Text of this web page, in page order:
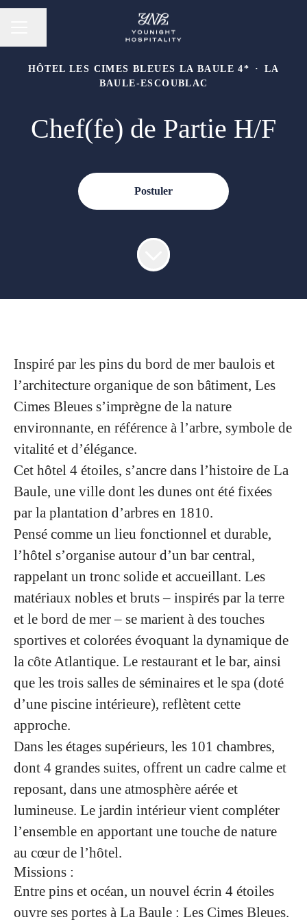
HÔTEL LES CIMES BLEUES LA BAULE 4* ·
LA
BAULE-ESCOUBLAC
Chef(fe) de Partie H/F
Postuler
Inspiré par les pins du bord de mer baulois et
l’architecture organique de son bâtiment, Les
Cimes Bleues s’imprègne de la nature
environnante, en référence à l’arbre, symbole de
vitalité et d’élégance.
Cet hôtel 4 étoiles, s’ancre dans l’histoire de La
Baule, une ville dont les dunes ont été fixées
par la plantation d’arbres en 1810.
Pensé comme un lieu fonctionnel et durable,
l’hôtel s’organise autour d’un bar central,
rappelant un tronc solide et accueillant. Les
matériaux nobles et bruts – inspirés par la terre
et le bord de mer – se marient à des touches
sportives et colorées évoquant la dynamique de
la côte Atlantique. Le restaurant et le bar, ainsi
que les trois salles de séminaires et le spa (doté
d’une piscine intérieure), reflètent cette
approche.
Dans les étages supérieurs, les 101 chambres,
dont 4 grandes suites, offrent un cadre calme et
reposant, dans une atmosphère aérée et
lumineuse. Le jardin intérieur vient compléter
l’ensemble en apportant une touche de nature
au cœur de l’hôtel.
Missions :
Entre pins et océan, un nouvel écrin 4 étoiles
ouvre ses portes à La Baule : Les Cimes Bleues.